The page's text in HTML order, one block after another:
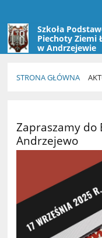
Szkoła
Piechoty Ziemi
w Andrzejewie
STRONA GŁÓWNA
Zapraszamy do
Andrzejewo